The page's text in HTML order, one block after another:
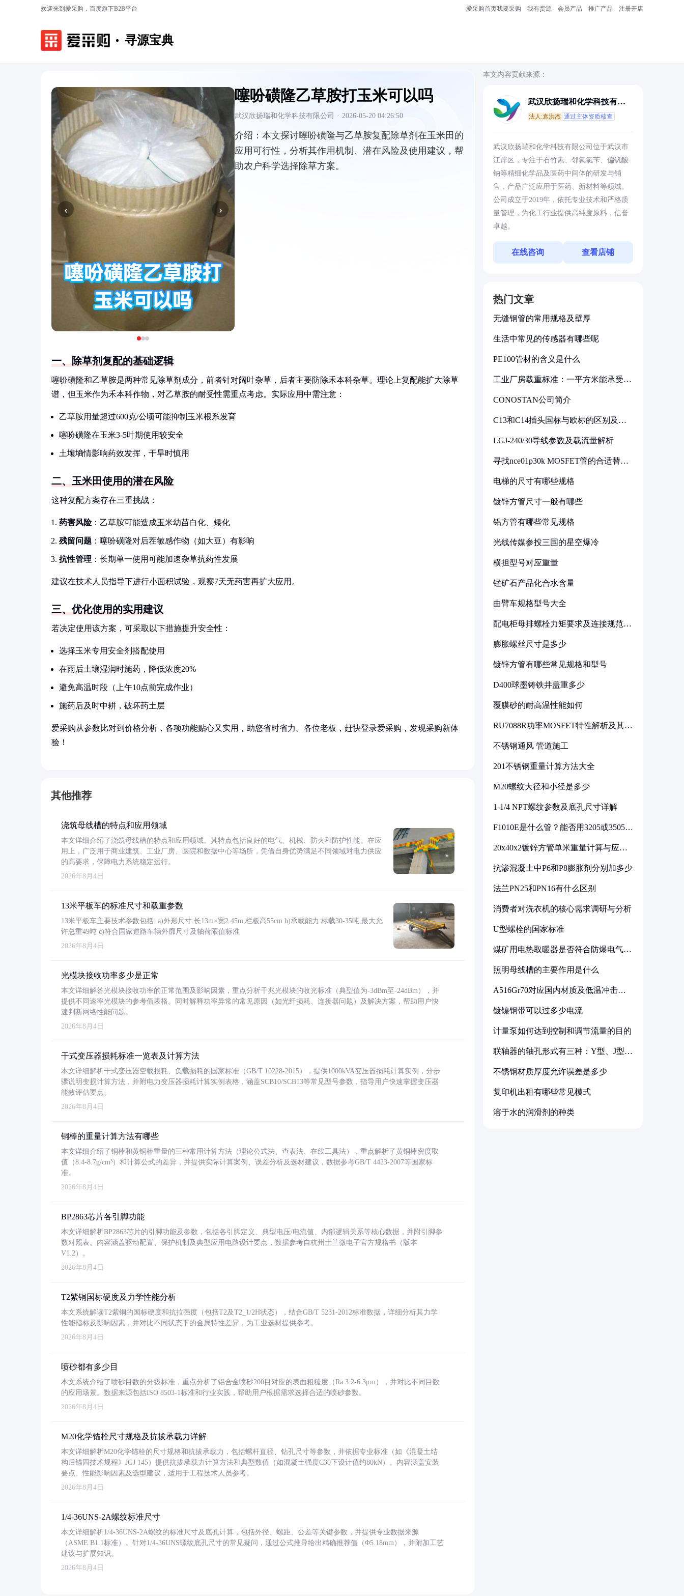
欢迎来到爱采购，百度旗下B2B平台 爱采购首页我要采购 我有货源 会员产品 推广产品 注册开店
寻源宝典
‹ ›
噻吩磺隆乙草胺打玉米可以吗
武汉欣扬瑞和化学科技有限公司 · 2026-05-20 04:26:50
介绍： 本文探讨噻吩磺隆与乙草胺复配除草剂在玉米田的
应用可行性，分析其作用机制、潜在风险及使用建议，帮
助农户科学选择除草方案。
一、除草剂复配的基础逻辑
噻吩磺隆和乙草胺是两种常见除草剂成分，前者针对阔叶杂草，后者主要防除禾本科杂草。理论上复配能扩大除草
谱，但玉米作为禾本科作物，对乙草胺的耐受性需重点考虑。实际应用中需注意：
乙草胺用量超过600克/公顷可能抑制玉米根系发育
噻吩磺隆在玉米3-5叶期使用较安全
土壤墒情影响药效发挥，干旱时慎用
二、玉米田使用的潜在风险
这种复配方案存在三重挑战：
药害风险：乙草胺可能造成玉米幼苗白化、矮化
残留问题 ：噻吩磺隆对后茬敏感作物（如大豆）有影响
抗性管理 ：长期单一使用可能加速杂草抗药性发展
建议在技术人员指导下进行小面积试验，观察7天无药害再扩大应用。
三、优化使用的实用建议
若决定使用该方案，可采取以下措施提升安全性：
选择玉米专用安全剂搭配使用
在雨后土壤湿润时施药，降低浓度20%
避免高温时段（上午10点前完成作业）
施药后及时中耕，破坏药土层
爱采购从参数比对到价格分析，各项功能贴心又实用，助您省时省力。各位老板，赶快登录爱采购，发现采购新体
验！
其他推荐
浇筑母线槽的特点和应用领域
本文详细介绍了浇筑母线槽的特点和应用领域。其特点包括良好的电气、机械、防火和防护性能。在应
用上，广泛用于商业建筑、工业厂房、医院和数据中心等场所，凭借自身优势满足不同领域对电力供应
的高要求，保障电力系统稳定运行。
2026年8月4日
13米平板车的标准尺寸和载重参数
13米平板车主要技术参数包括: a)外形尺寸:长13m×宽2.45m,栏板高55cm b)承载能力:标载30-35吨,最大允
许总重49吨 c)符合国家道路车辆外廓尺寸及轴荷限值标准
2026年8月4日
光模块接收功率多少是正常
本文详细解答光模块接收功率的正常范围及影响因素，重点分析千兆光模块的收光标准（典型值为-3dBm至-24dBm），并
提供不同速率光模块的参考值表格。同时解释功率异常的常见原因（如光纤损耗、连接器问题）及解决方案，帮助用户快
速判断网络性能问题。
2026年8月4日
干式变压器损耗标准一览表及计算方法
本文详细解析干式变压器空载损耗、负载损耗的国家标准（GB/T 10228-2015），提供1000kVA变压器损耗计算实例，分步
骤说明变损计算方法，并附电力变压器损耗计算实例表格，涵盖SCB10/SCB13等常见型号参数，指导用户快速掌握变压器
能效评估要点。
2026年8月4日
铜棒的重量计算方法有哪些
本文详细介绍了铜棒和黄铜棒重量的三种常用计算方法（理论公式法、查表法、在线工具法），重点解析了黄铜棒密度取
值（8.4-8.7g/cm³）和计算公式的差异，并提供实际计算案例、误差分析及选材建议，数据参考GB/T 4423-2007等国家标
准。
2026年8月4日
BP2863芯片各引脚功能
本文详细解析BP2863芯片的引脚功能及参数，包括各引脚定义、典型电压/电流值、内部逻辑关系等核心数据，并附引脚参
数对照表。内容涵盖驱动配置、保护机制及典型应用电路设计要点，数据参考自杭州士兰微电子官方规格书（版本
V1.2）。
2026年8月4日
T2紫铜国标硬度及力学性能分析
本文系统解读T2紫铜的国标硬度和抗拉强度（包括T2及T2_1/2H状态），结合GB/T 5231-2012标准数据，详细分析其力学
性能指标及影响因素，并对比不同状态下的金属特性差异，为工业选材提供参考。
2026年8月4日
喷砂都有多少目
本文系统介绍了喷砂目数的分级标准，重点分析了铝合金喷砂200目对应的表面粗糙度（Ra 3.2-6.3μm），并对比不同目数
的应用场景。数据来源包括ISO 8503-1标准和行业实践，帮助用户根据需求选择合适的喷砂参数。
2026年8月4日
M20化学锚栓尺寸规格及抗拔承载力详解
本文详细解析M20化学锚栓的尺寸规格和抗拔承载力，包括螺杆直径、钻孔尺寸等参数，并依据专业标准（如《混凝土结
构后锚固技术规程》JGJ 145）提供抗拔承载力计算方法和典型数值（如混凝土强度C30下设计值约80kN）。内容涵盖安装
要点、性能影响因素及选型建议，适用于工程技术人员参考。
2026年8月4日
1/4-36UNS-2A螺纹标准尺寸
本文详细解析1/4-36UNS-2A螺纹的标准尺寸及底孔计算，包括外径、螺距、公差等关键参数，并提供专业数据来源
（ASME B1.1标准）。针对1/4-36UNS螺纹底孔尺寸的常见疑问，通过公式推导给出精确推荐值（Φ5.18mm），并附加工艺
建议与扩展知识。
2026年8月4日
本文内容贡献来源：
武汉欣扬瑞和化学科技有限
法人:袁洪杰 通过主体资质核查
武汉欣扬瑞和化学科技有限公司位于武汉市
江岸区，专注于石竹素、邻氟氯苄、偏钒酸
钠等精细化学品及医药中间体的研发与销
售，产品广泛应用于医药、新材料等领域。
公司成立于2019年，依托专业技术和严格质
量管理，为化工行业提供高纯度原料，信誉
卓越。
在线咨询 查看店铺
热门文章
无缝钢管的常用规格及壁厚
生活中常见的传感器有哪些呢
PE100管材的含义是什么
工业厂房载重标准：一平方米能承受多
CONOSTAN公司简介
C13和C14插头国标与欧标的区别及其
LGJ-240/30导线参数及载流量解析
寻找nce01p30k MOSFET管的合适替代
电梯的尺寸有哪些规格
镀锌方管尺寸一般有哪些
铝方管有哪些常见规格
光线传媒参投三国的星空爆冷
横担型号对应重量
锰矿石产品化合水含量
曲臂车规格型号大全
配电柜母排螺栓力矩要求及连接规范详
膨胀螺丝尺寸是多少
镀锌方管有哪些常见规格和型号
D400球墨铸铁井盖重多少
覆膜砂的耐高温性能如何
RU7088R功率MOSFET特性解析及其在
不锈钢通风 管道施工
201不锈钢重量计算方法大全
M20螺纹大径和小径是多少
1-1/4 NPT螺纹参数及底孔尺寸详解
F1010E是什么管？能否用3205或3505代
20x40x2镀锌方管单米重量计算与应用
抗渗混凝土中P6和P8膨胀剂分别加多少
法兰PN25和PN16有什么区别
消费者对洗衣机的核心需求调研与分析
U型螺栓的国家标准
煤矿用电热取暖器是否符合防爆电气设
照明母线槽的主要作用是什么
A516Gr70对应国内材质及低温冲击要
镀镍钢带可以过多少电流
计量泵如何达到控制和调节流量的目的
联轴器的轴孔形式有三种：Y型、J型、
不锈钢材质厚度允许误差是多少
复印机出租有哪些常见模式
溶于水的润滑剂的种类